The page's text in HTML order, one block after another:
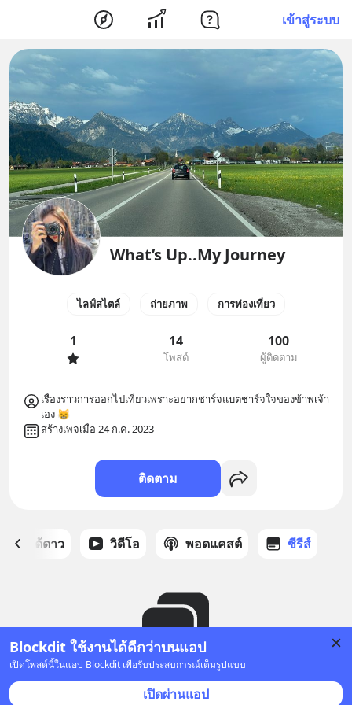
เข้าสู่ระบบ
Blockdit ใช้งานได้ดีกว่าบนแอป
เปิดโพสต์นี้ในแอป Blockdit เพื่อรับประสบการณ์เต็มรูปแบบ
เปิดผ่านแอป
What’s Up..My Journey
ไลฟ์สไตล์ ถ่ายภาพ การท่องเที่ยว
1 14
โพสต์
100
ผู้ติดตาม
เรื่องราวการออกไปเที่ยวเพราะอยากชาร์จแบตชาร์จใจของข้าพเจ้า
เอง 😸
สร้างเพจเมื่อ 24 ก.ค. 2023
ติดตาม
สต์ที่ได้ดาว วิดีโอ พอดแคสต์ ซีรีส์
ยังไม่มีซีรีส์